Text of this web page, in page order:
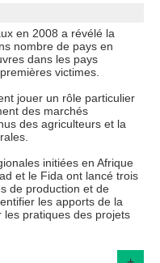
en 2008 a révélé la
nombre de pays en
dans les pays
victimes.
jouer un rôle particulier
des marchés
des agriculteurs et la
initiées en Afrique
et le Fida ont lancé trois
de production et de
les apports de la
les pratiques des projets